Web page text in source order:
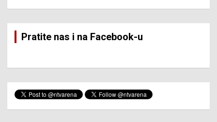
Pratite nas i na Facebook-u